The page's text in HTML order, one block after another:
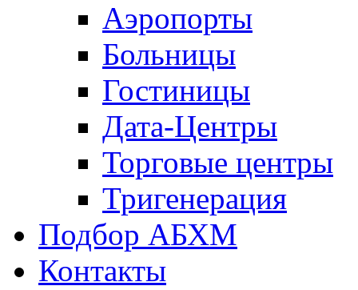
Аэропорты
Больницы
Гостиницы
Дата-Центры
Торговые центры
Тригенерация
Подбор АБХМ
Контакты